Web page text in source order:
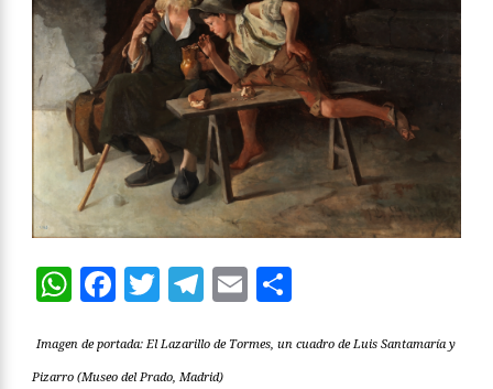
WhatsApp
Facebook
Twitter
Telegram
Email
Imagen de portada: El Lazarillo de Tormes, un cuadro de Luis Santamaría y
Pizarro (Museo del Prado, Madrid)